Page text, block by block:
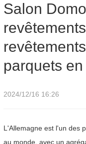
revêtements de sol
Salon
parquets
2024/12/16 16:26
L'Allemagne est l'un des
au monde, avec un